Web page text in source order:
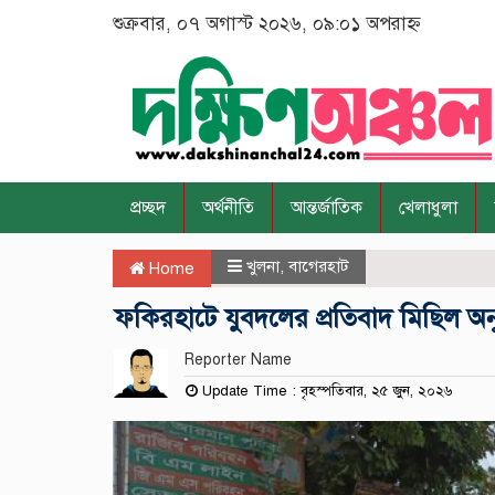
শুক্রবার, ০৭ অগাস্ট ২০২৬, ০৯:০১ অপরাহ্ন
প্রচ্ছদ অর্থনীতি আন্তর্জাতিক খেলাধুলা
Home খুলনা,বাগেরহাট
ফকিরহাটে যুবদলের প্রতিবাদ মিছিল
Reporter Name
Update Time : বৃহস্পতিবার, ২৫ জুন, ২০২৬